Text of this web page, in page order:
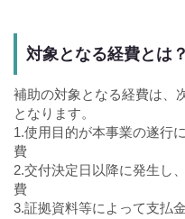
対象となる経費とは？
補助の対象となる経費は、
となります。
1.使用目的が本事業の遂行
費
2.交付決定日以降に発生し
費
3.証拠資料等によって支払